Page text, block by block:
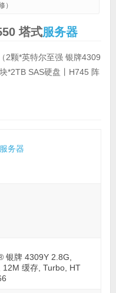
）
塔式服务器
（2颗*英特尔至强 银牌4309
*2TB SAS硬盘丨H745 阵
服务器
银牌 4309Y 2.8G,
12M 缓存, Turbo, HT